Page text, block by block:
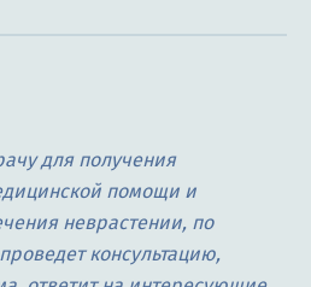
для получения
помощи и
неврастении, по
консультацию,